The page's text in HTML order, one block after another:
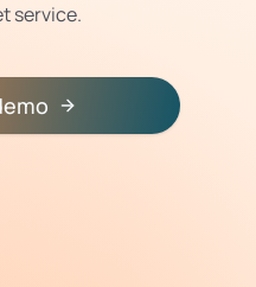
service.